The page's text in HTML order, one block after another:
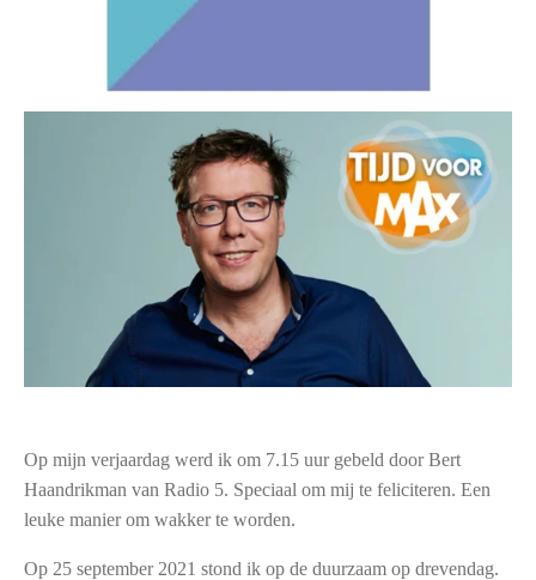
Op mijn verjaardag werd ik om 7.15 uur gebeld door Bert
Haandrikman van Radio 5. Speciaal om mij te feliciteren. Een
leuke manier om wakker te worden.
Op 25 september 2021 stond ik op de duurzaam op drevendag.